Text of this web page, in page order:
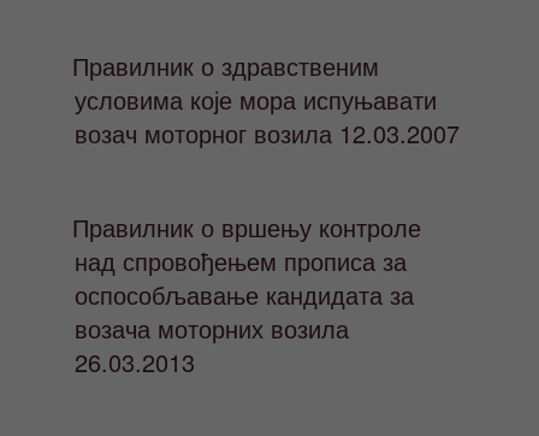
Правилник о здравственим
условима које мора испуњавати
возач моторног возила 12.03.2007
Правилник о вршењу контроле
над спровођењем прописа за
оспособљавање кандидата за
возача моторних возила
26.03.2013